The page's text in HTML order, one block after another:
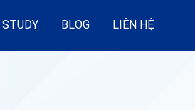
BLOG LIÊN HỆ